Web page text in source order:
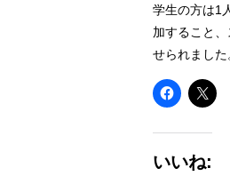
学生の方は1
加すること
せられました
いいね: